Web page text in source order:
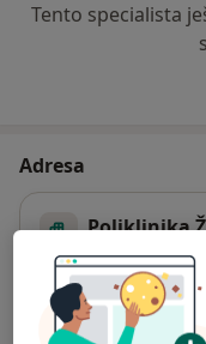
Tento specialista
Adresa
Poliklinika
Náměstí Gen.